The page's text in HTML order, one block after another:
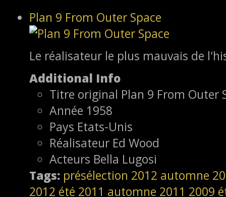
Plan 9 From Outer Space
Le réalisateur le plus mauvais de
Additional Info
Titre original Plan 9 From Outer
Année 1958
Pays Etats-Unis
Réalisateur Ed Wood
Acteurs Bella Lugosi
Tags: présélection 2012 automne
2012 été 2011 automne 2011 2009